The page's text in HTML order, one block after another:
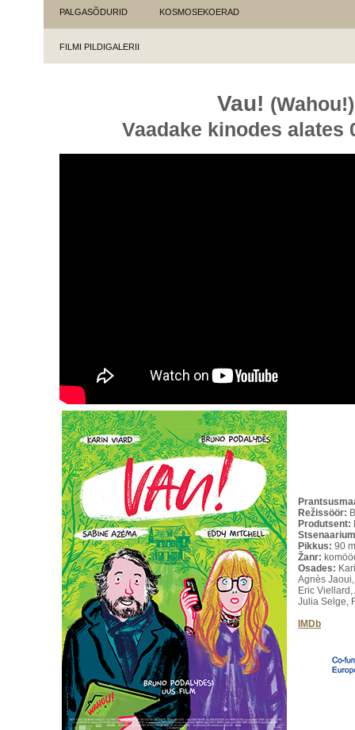
PALGASÕDURID KOSMOSEKOERAD
FILMI PILDIGALERII
Vau! (Wahou!)
Vaadake kinodes alates
Režissöör:
Produtsent:
Pikkus: 90
Žanr:
Osades:
Agnès
Eric
Julia Selge,
IMDb